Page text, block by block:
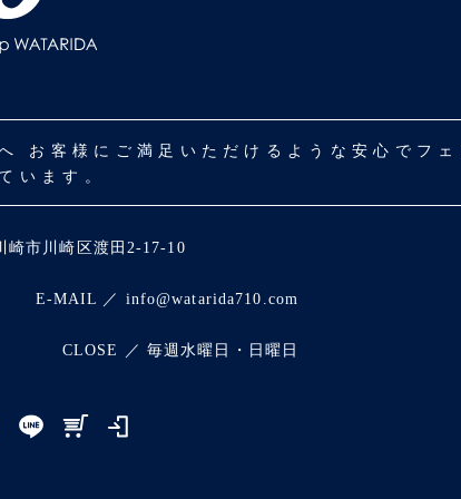
客様にご満足いただけるような安心でフェ
います。
崎市川崎区渡田2-17-10
E-MAIL ／ info@watarida710.com
CLOSE ／ 毎週水曜日・日曜日